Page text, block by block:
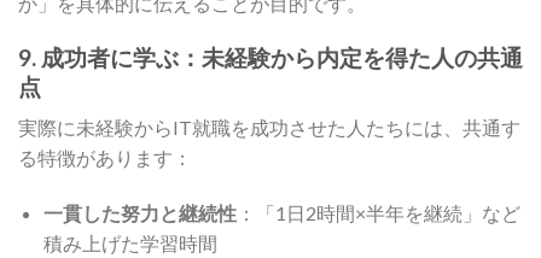
9. 成功者に学ぶ：未経験から内定を得た人の共通
点
実際に未経験からIT就職を成功させた人たちには、共通す
る特徴があります：
一貫した努力と継続性：「1日2時間×半年を継続」など
積み上げた学習時間